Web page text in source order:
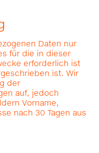
Daten nur
für die in dieser
erforderlich ist
ist. Wir
der
auf, jedoch
Vorname,
nach 30 Tagen aus